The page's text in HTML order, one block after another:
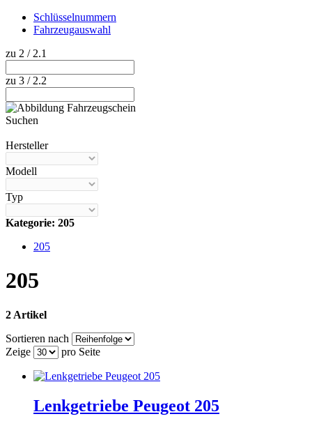
Schlüsselnummern
Fahrzeugauswahl
zu 2 / 2.1
zu 3 / 2.2
Suchen
Hersteller
Modell
Typ
Kategorie: 205
205
205
2 Artikel
Sortieren nach
Zeige
pro Seite
Lenkgetriebe Peugeot 205